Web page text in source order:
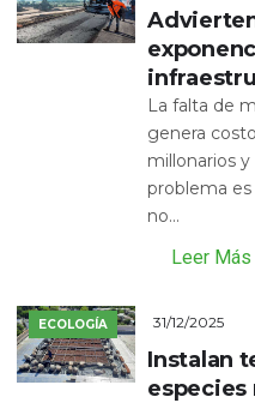
La falta de
genera
millonarios
problema es
no...
Leer Más
ECOLOGÍA 31/12/2025
Instalan
especies